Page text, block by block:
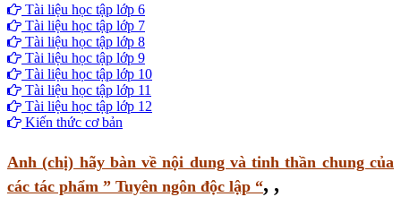
Tài liệu học tập lớp 6
Tài liệu học tập lớp 7
Tài liệu học tập lớp 8
Tài liệu học tập lớp 9
Tài liệu học tập lớp 10
Tài liệu học tập lớp 11
Tài liệu học tập lớp 12
Kiến thức cơ bản
Anh (chị) hãy bàn về nội dung và tinh thần chung của
các tác phẩm ” Tuyên ngôn độc lập “, ,